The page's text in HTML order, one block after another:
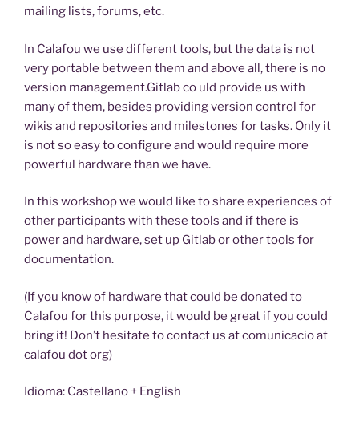
mailing lists, forums, etc.
In Calafou we use different tools, but the data is not
very portable between them and above all, there is no
version management.Gitlab co uld provide us with
many of them, besides providing version control for
wikis and repositories and milestones for tasks. Only it
is not so easy to configure and would require more
powerful hardware than we have.
In this workshop we would like to share experiences of
other participants with these tools and if there is
power and hardware, set up Gitlab or other tools for
documentation.
(If you know of hardware that could be donated to
Calafou for this purpose, it would be great if you could
bring it! Don’t hesitate to contact us at comunicacio at
calafou dot org)
Idioma: Castellano + English